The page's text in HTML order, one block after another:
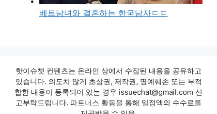
베트남녀와 결혼하는 한국남자ㄷㄷ
핫이슈챗 컨텐츠는 온라인 상에서 수집된 내용을 공유하고
있습니다. 의도치 않게 초상권, 저작권, 명예훼손 또는 부적
합한 내용이 등록되어 있는 경우 issuechat@gmail.com 신
고부탁드립니다. 파트너스 활동을 통해 일정액의 수수료를